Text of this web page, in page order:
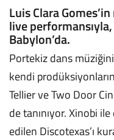
Luis Clara
live
Babylon’da.
Portekiz dans
kendi
Tellier ve Two Door
de tanınıyor. Xinobi
edilen Discotexas’ı